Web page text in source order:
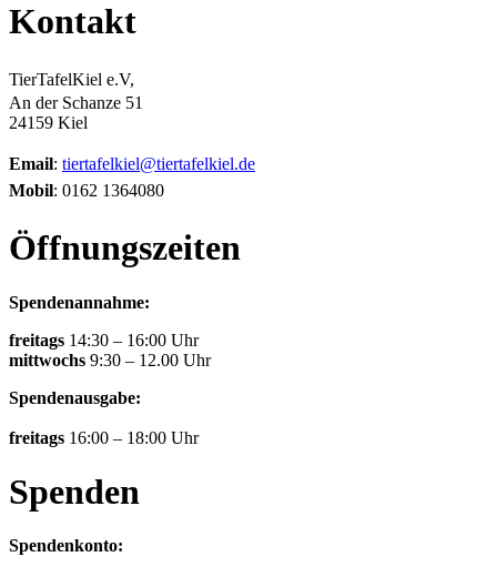
Kontakt
TierTafelKiel e.V,
An der Schanze 51
24159 Kiel
Email: tiertafelkiel@tiertafelkiel.de
Mobil: 0162 1364080
Öffnungszeiten
Spendenannahme:
freitags 14:30 – 16:00 Uhr
mittwochs 9:30 – 12.00 Uhr
Spendenausgabe:
freitags 16:00 – 18:00 Uhr
Spenden
Spendenkonto: